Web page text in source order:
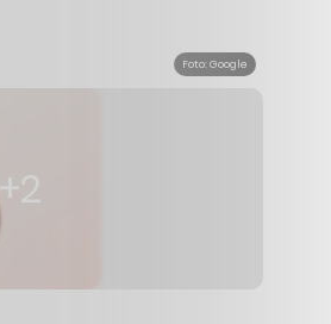
Foto: Google
+2